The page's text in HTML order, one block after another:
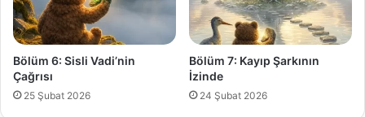
Bölüm 6: Sisli Vadi’nin
Çağrısı
25 Şubat 2026
Bölüm 7: Kayıp Şarkının
İzinde
24 Şubat 2026